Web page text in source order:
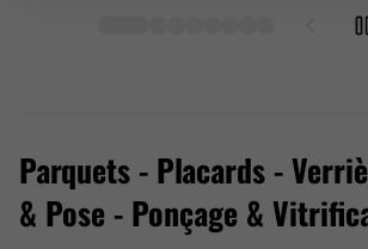
Parquets - Placards -
& Pose - Ponçage &